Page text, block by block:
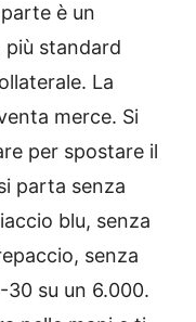
è un
più standard
La
merce. Si
per spostare il
parta senza
blu, senza
senza
su un 6.000.